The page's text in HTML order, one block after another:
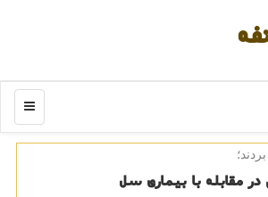
منو
مقابله با بیماری سل